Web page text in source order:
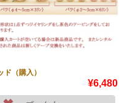
ド（購入）
¥6,480